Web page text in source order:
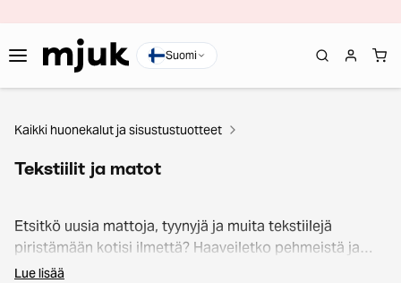
Suomi
Kaikki huonekalut ja sisustustuotteet
Tekstiilit ja matot
Etsitkö uusia mattoja, tyynyjä ja muita tekstiilejä
piristämään kotisi ilmettä? Haaveiletko pehmeistä ja
tyylikkäistä ratkaisuista, jotka tuovat mukavuutta ja
Lue lisää